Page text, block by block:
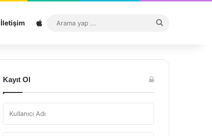
İletişim Sitemap
...
Kayıt Ol